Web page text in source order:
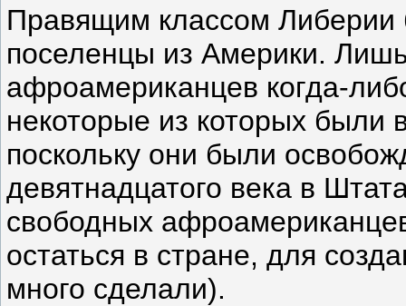
Правящим классом
поселенцы из Америки.
афроамериканцев когда-
некоторые из которых были
поскольку они были
девятнадцатого века в
свободных
остаться в стране, для
много сделали).